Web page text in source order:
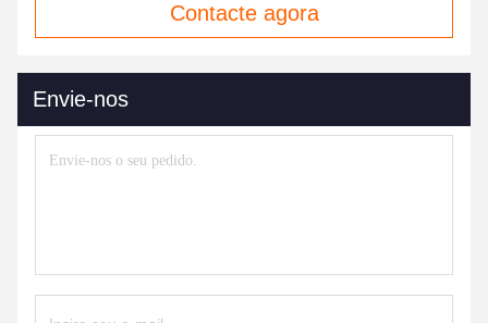
Contacte agora
Envie-nos